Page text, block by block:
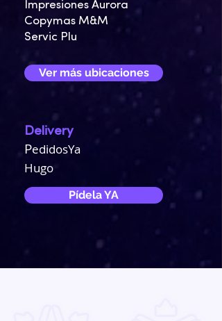
Ver más ubicaciones
Delivery
PedidosYa
Hugo
Pídela YA
Impresiones Aurora
Copymas M&M
Servic Plu